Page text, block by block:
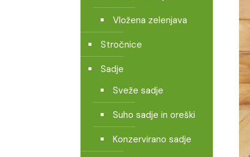
Vložena zelenjava
Stročnice
Sadje
Sveže sadje
Suho sadje in oreški
Konzervirano sadje